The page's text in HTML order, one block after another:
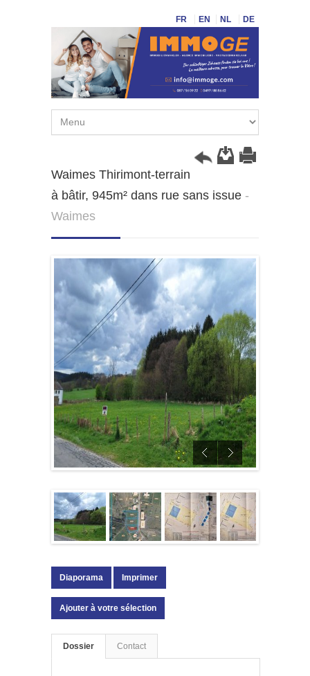
FR EN NL DE
Waimes Thirimont-terrain
à bâtir, 945m² dans rue sans issue -
Waimes
Diaporama Imprimer
Ajouter à votre sélection
Dossier Contact